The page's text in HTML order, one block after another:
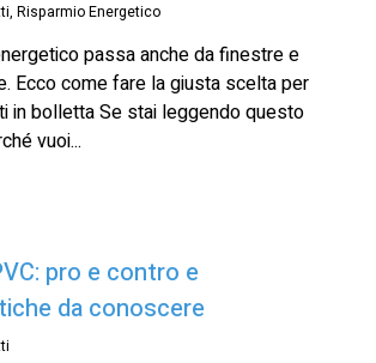
, Risparmio Energetico
passa anche da finestre e
Ecco come fare la giusta scelta per
in bolletta Se stai leggendo questo
vuoi...
pro e contro e
da conoscere